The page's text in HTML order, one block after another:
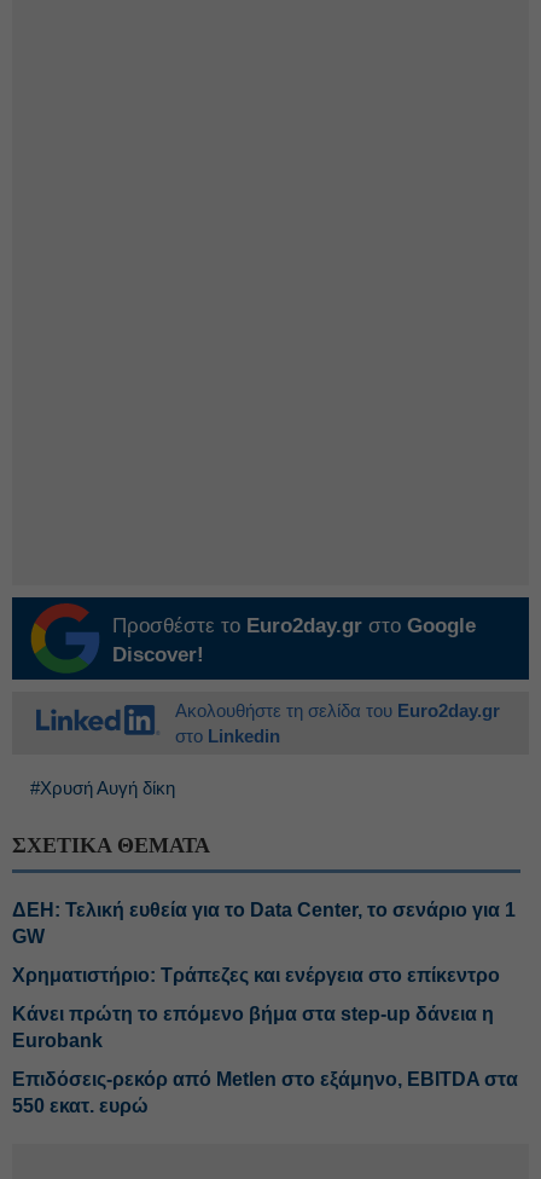
Προσθέστε το Euro2day.gr στο Google
Discover!
Ακολουθήστε τη σελίδα του Euro2day.gr
στο Linkedin
#Χρυσή Αυγή δίκη
ΣΧΕΤΙΚΑ ΘΕΜΑΤΑ
ΔΕΗ: Τελική ευθεία για το Data Center, το σενάριο για 1
GW
Χρηματιστήριο: Τράπεζες και ενέργεια στο επίκεντρο
Κάνει πρώτη το επόμενο βήμα στα step-up δάνεια η
Eurobank
Επιδόσεις-ρεκόρ από Metlen στο εξάμηνο, EBITDA στα
550 εκατ. ευρώ